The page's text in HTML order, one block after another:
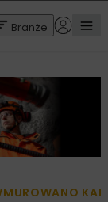
Branże